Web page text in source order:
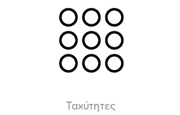
Ταχύτητες